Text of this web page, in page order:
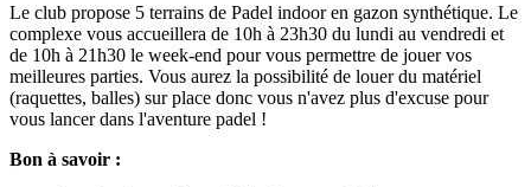
Le club propose 5 terrains de Padel indoor en gazon synthétique. Le
complexe vous accueillera de 10h à 23h30 du lundi au vendredi et
de 10h à 21h30 le week-end pour vous permettre de jouer vos
meilleures parties. Vous aurez la possibilité de louer du matériel
(raquettes, balles) sur place donc vous n'avez plus d'excuse pour
vous lancer dans l'aventure padel !
Bon à savoir :